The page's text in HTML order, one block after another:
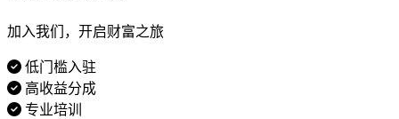
加入我们，开启财富之旅
低门槛入驻
高收益分成
专业培训